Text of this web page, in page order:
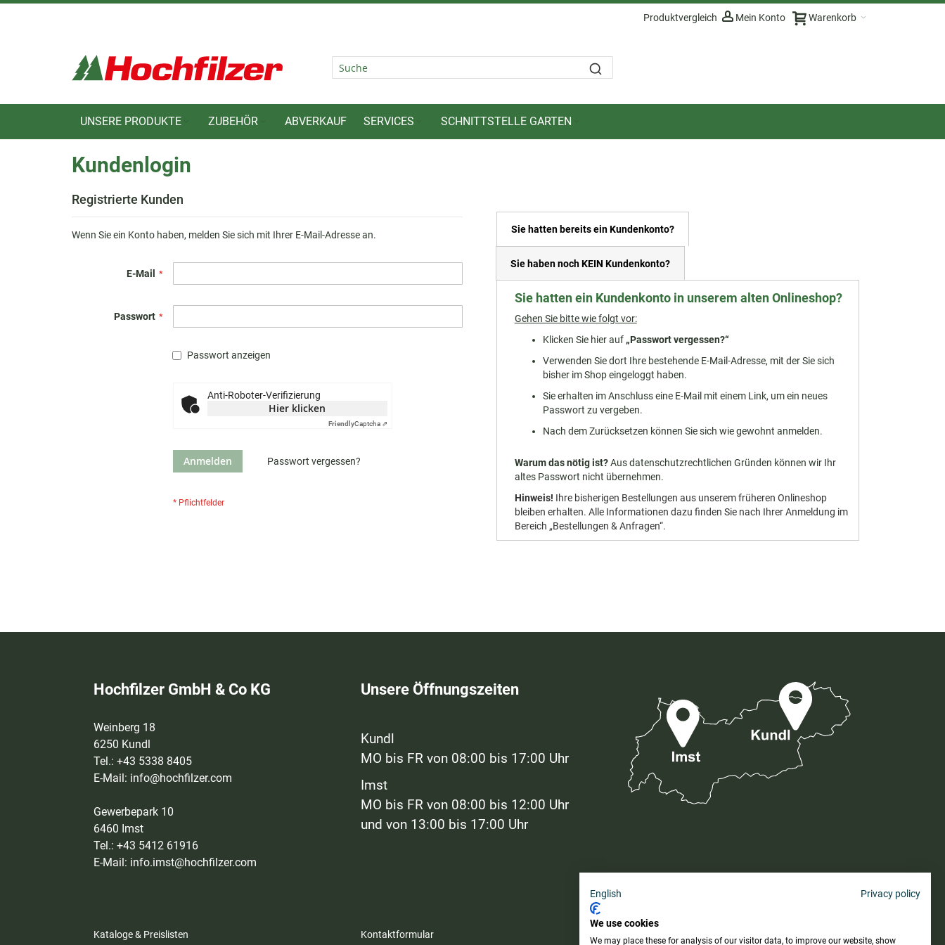
Inhalt
Warenkorb
Mein Konto
Produktvergleich
UNSERE PRODUKTE ZUBEHÖR ABVERKAUF SERVICES SCHNITTSTELLE GARTEN
Kundenlogin
Registrierte Kunden
Wenn Sie ein Konto haben, melden Sie sich mit Ihrer E-Mail-Adresse an.
E-Mail
Passwort
Passwort anzeigen
Anti-Roboter-Verifizierung
Hier klicken
FriendlyCaptcha ⇗
Anmelden Passwort vergessen?
Sie hatten bereits ein Kundenkonto?
Sie haben noch KEIN Kundenkonto?
Sie hatten ein Kundenkonto in unserem alten Onlineshop?
Gehen Sie bitte wie folgt vor:
Klicken Sie hier auf „Passwort vergessen?“
Verwenden Sie dort Ihre bestehende E-Mail-Adresse, mit der Sie sich
bisher im Shop eingeloggt haben.
Sie erhalten im Anschluss eine E-Mail mit einem Link, um ein neues
Passwort zu vergeben.
Nach dem Zurücksetzen können Sie sich wie gewohnt anmelden.
Warum das nötig ist?Aus datenschutzrechtlichen Gründen können wir Ihr
altes Passwort nicht übernehmen.
Hinweis! Ihre bisherigen Bestellungen aus unserem früheren Onlineshop
bleiben erhalten. Alle Informationen dazu finden Sie nach Ihrer Anmeldung im
Bereich „Bestellungen & Anfragen“.
Hochfilzer GmbH & Co KG
Weinberg 18
6250 Kundl
Tel.: +43 5338 8405
E-Mail: info@hochfilzer.com
Gewerbepark 10
6460 Imst
Tel.: +43 5412 61916
E-Mail: info.imst@hochfilzer.com
Kataloge & Preislisten
Unsere Öffnungszeiten
Kundl
MO bis FR von 08:00 bis 17:00 Uhr
Imst
MO bis FR von 08:00 bis 12:00 Uhr
und von 13:00 bis 17:00 Uhr
Kontaktformular
AGB
English Privacy policy
We use cookies
We may place these for analysis of our visitor data, to improve our website, show